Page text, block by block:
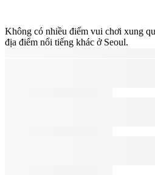
Không có nhiều điểm vui chơi xung
địa điểm nổi tiếng khác ở Seoul.